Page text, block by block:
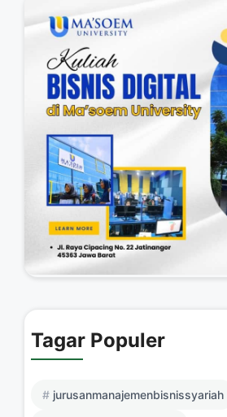
Tagar Populer
jurusanmanajemenbisnissyariah